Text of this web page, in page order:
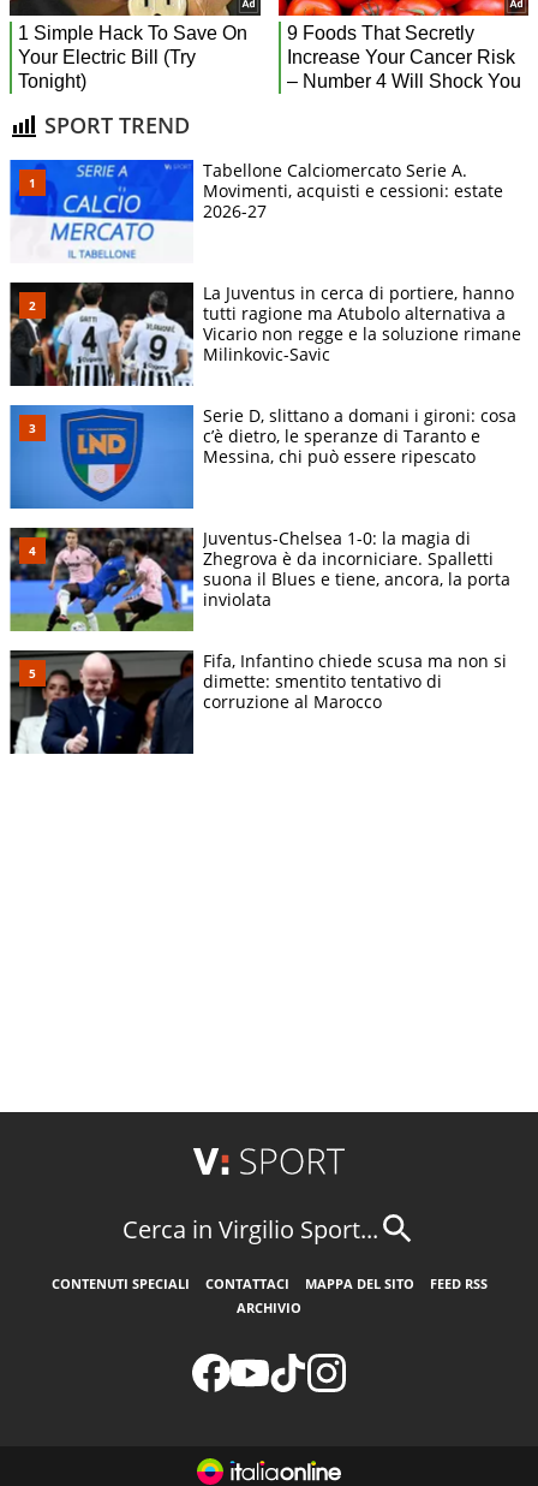
SPORT TREND
Tabellone Calciomercato Serie A.
Movimenti, acquisti e cessioni: estate
2026-27
La Juventus in cerca di portiere, hanno
tutti ragione ma Atubolo alternativa a
Vicario non regge e la soluzione rimane
Milinkovic-Savic
Serie D, slittano a domani i gironi: cosa
c’è dietro, le speranze di Taranto e
Messina, chi può essere ripescato
Juventus-Chelsea 1-0: la magia di
Zhegrova è da incorniciare. Spalletti
suona il Blues e tiene, ancora, la porta
inviolata
Fifa, Infantino chiede scusa ma non si
dimette: smentito tentativo di
corruzione al Marocco
Cerca in Virgilio Sport...
CONTENUTI SPECIALI CONTATTACI MAPPA DEL SITO
FEED RSS
ARCHIVIO